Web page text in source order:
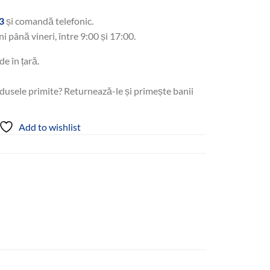
și comandă telefonic.
până vineri, între 9:00 și 17:00.
în țară.
primite? Returnează-le și primește banii
Add to wishlist